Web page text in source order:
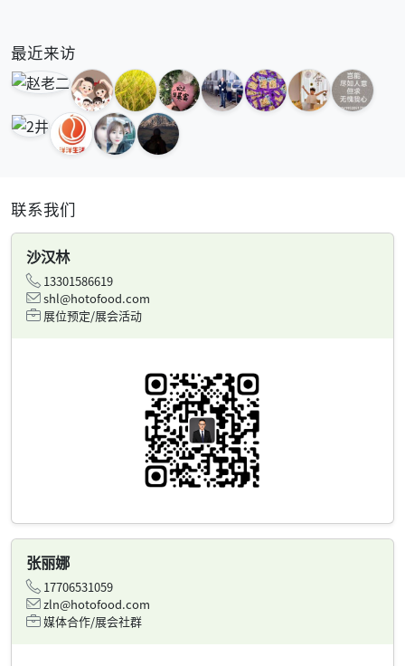
最近来访
联系我们
沙汉林
13301586619
shl@hotofood.com
展位预定/展会活动
张丽娜
17706531059
zln@hotofood.com
媒体合作/展会社群